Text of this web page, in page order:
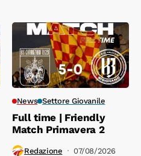
News Settore Giovanile
Full time | Friendly
Match Primavera 2
Redazione 07/08/2026